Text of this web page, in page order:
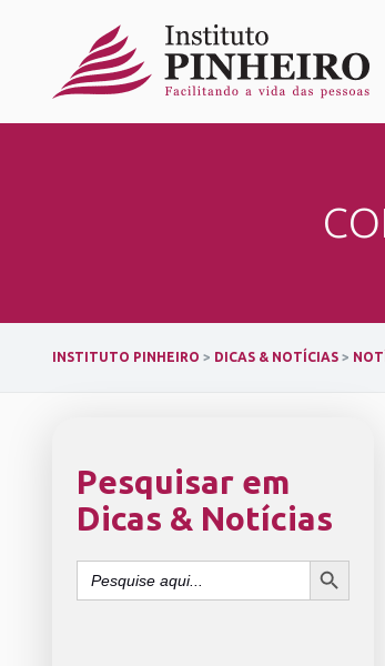
INSTITUTO PINHEIRO > DICAS & NOTÍCIAS >
Pesquisar em
Dicas & Notícias
Search
for:
SEARCH BUTTON